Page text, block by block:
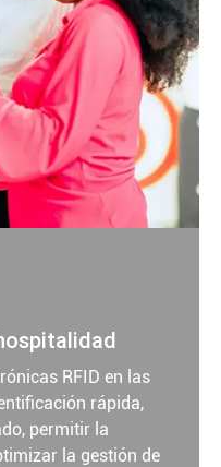
RFID en las
rápida,
permitir la
la gestión de